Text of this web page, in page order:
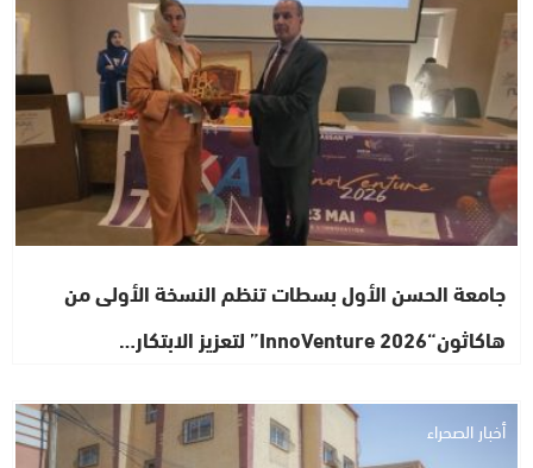
جامعة الحسن الأول بسطات تنظم النسخة الأولى من
هاكاثون“InnoVenture 2026” لتعزيز الابتكار…
أخبار الصحراء